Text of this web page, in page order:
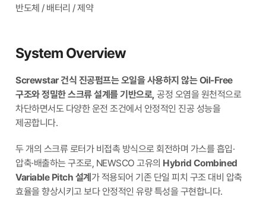
반도체 / 배터리 / 제약
System Overview
Screwstar 건식 진공펌프는 오일을 사용하지 않는 Oil-Free
구조와 정밀한 스크류 설계를 기반으로, 공정 오염을 원천적으로
차단하면서도 다양한 운전 조건에서 안정적인 진공 성능을
제공합니다.
두 개의 스크류 로터가 비접촉 방식으로 회전하며 가스를 흡입·
압축·배출하는 구조로, NEWSCO 고유의 Hybrid Combined
Variable Pitch 설계가 적용되어 기존 단일 피치 구조 대비 압축
효율을 향상시키고 보다 안정적인 유량 특성을 구현합니다.